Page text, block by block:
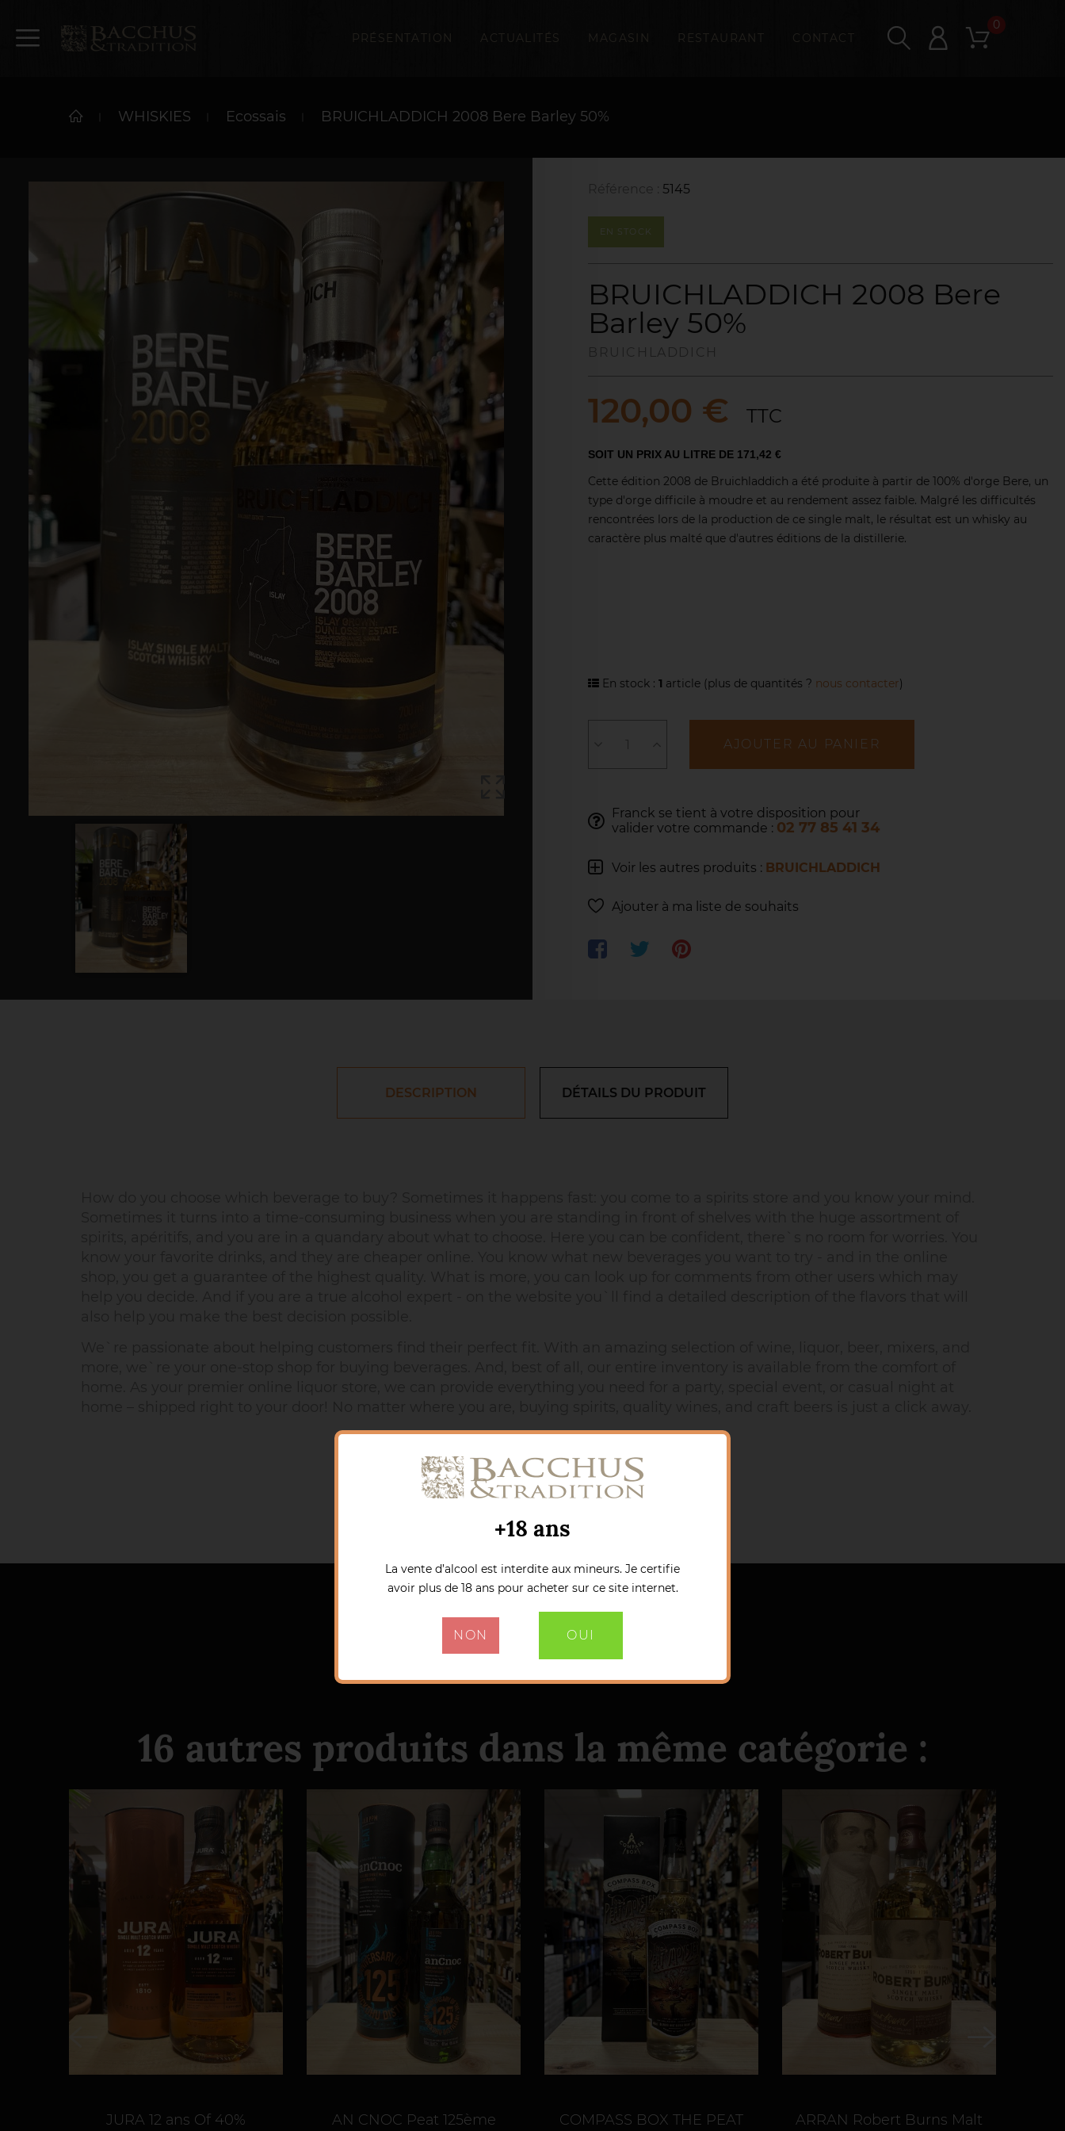
PRÉSENTATION ACTUALITÉS MAGASIN RESTAURANT CONTACT
0
WHISKIES Ecossais BRUICHLADDICH 2008 Bere Barley 50%
Référence : 5145
EN STOCK
BRUICHLADDICH 2008 Bere
Barley 50%
BRUICHLADDICH
120,00 € TTC
SOIT UN PRIX AU LITRE DE 171,42 €
Cette édition 2008 de Bruichladdich a été produite à partir de 100% d'orge Bere, un
type d'orge difficile à moudre et au rendement assez faible. Malgré les difficultés
rencontrées lors de la production de ce single malt, le résultat est un whisky au
caractère plus malté que d'autres éditions de la distillerie.
En stock : 1 article (plus de quantités ? nous contacter)
AJOUTER AU PANIER
Franck se tient à votre disposition pour
valider votre commande : 02 77 85 41 34
Voir les autres produits : BRUICHLADDICH
Ajouter à ma liste de souhaits
DESCRIPTION DÉTAILS DU PRODUIT
16 autres produits dans la même catégorie :
JURA 12 ans Of 40%
AN CNOC Peat 125ème
COMPASS BOX THE PEAT
ARRAN Robert Burns Malt
+18 ans
La vente d’alcool est interdite aux mineurs. Je certifie
avoir plus de 18 ans pour acheter sur ce site internet.
NON OUI